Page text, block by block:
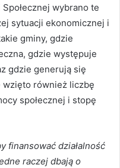
wybrano te
sytuacji ekonomicznej i
gminy, gdzie
gdzie występuje
gdzie generują się
wzięto również liczbę
społecznej i stopę
finansować działalność
raczej dbają o